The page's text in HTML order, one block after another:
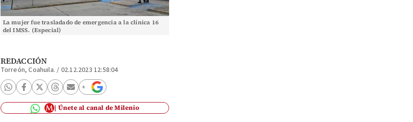
La mujer fue trasladado de emergencia a la clínica 16
del IMSS. (Especial)
REDACCIÓN
Torreón, Coahuila. / 02.12.2023 12:58:04
Únete al canal de Milenio